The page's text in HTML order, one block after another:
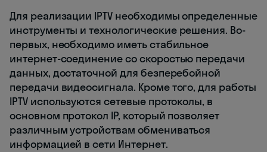
Для реализации IPTV необходимы определенные
инструменты и технологические решения. Во-
первых, необходимо иметь стабильное
интернет-соединение со скоростью передачи
данных, достаточной для безперебойной
передачи видеосигнала. Кроме того, для работы
IPTV используются сетевые протоколы, в
основном протокол IP, который позволяет
различным устройствам обмениваться
информацией в сети Интернет.